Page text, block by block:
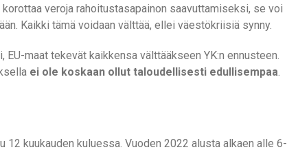
veroja rahoitustasapainon saavuttamiseksi, se voi
Kaikki tämä voidaan välttää, ellei väestökriisiä synny.
maat tekevät kaikkensa välttääkseen YK:n ennusteen.
ei ole koskaan ollut taloudellisesti edullisempaa.
kuukauden kuluessa. Vuoden 2022 alusta alkaen alle 6-